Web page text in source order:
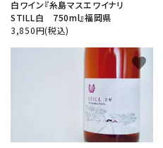
白ワイン『糸島マスエワイナリ
STILL白 750ml』福岡県
3,850円(税込)
favorite